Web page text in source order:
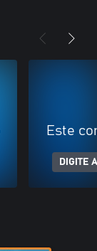
Este
DIGITE